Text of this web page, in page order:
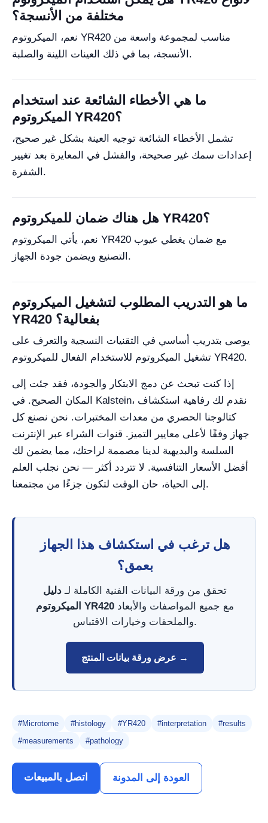
مختلفة من الأنسجة؟
نعم، الميكروتوم YR420 مناسب لمجموعة واسعة من
الأنسجة، بما في ذلك العينات اللينة والصلبة.
ما هي الأخطاء الشائعة عند استخدام
الميكروتوم YR420؟
تشمل الأخطاء الشائعة توجيه العينة بشكل غير صحيح،
إعدادات سمك غير صحيحة، والفشل في المعايرة بعد تغيير
الشفرة.
هل هناك ضمان للميكروتوم YR420؟
نعم، يأتي الميكروتوم YR420 مع ضمان يغطي عيوب
التصنيع ويضمن جودة الجهاز.
ما هو التدريب المطلوب لتشغيل الميكروتوم
YR420 بفعالية؟
يوصى بتدريب أساسي في التقنيات النسجية والتعرف على
تشغيل الميكروتوم للاستخدام الفعال للميكروتوم YR420.
إذا كنت تبحث عن دمج الابتكار والجودة، فقد جئت إلى
المكان الصحيح. في Kalstein، نقدم لك رفاهية استكشاف
كتالوجنا الحصري من معدات المختبرات. نحن نصنع كل
جهاز وفقًا لأعلى معايير التميز. قنوات الشراء عبر الإنترنت
السلسة والبديهية لدينا مصممة لراحتك، مما يضمن لك
أفضل الأسعار التنافسية. لا تتردد أكثر — نحن نجلب العلم
إلى الحياة، حان الوقت لتكون جزءًا من مجتمعنا.
هل ترغب في استكشاف هذا الجهاز
بعمق؟
تحقق من ورقة البيانات الفنية الكاملة لـ دليل
الميكروتوم YR420
والملحقات وخيارات الاقتباس.
عرض ورقة بيانات المنتج →
#Microtome #histology #YR420 #interpretation
#results
#measurements
#pathology
اتصل بالمبيعات العودة إلى المدونة